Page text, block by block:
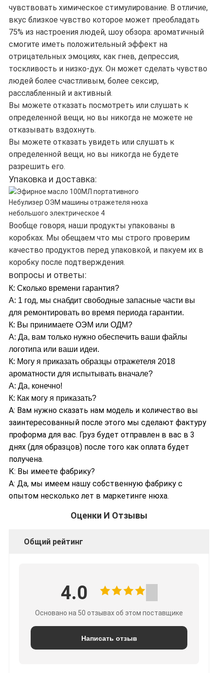
чувствовать химическое стимулирование. В отличие,
вкус близкое чувство которое может преобладать
75% из настроения людей, шоу обзора: ароматичный
смогите иметь положительный эффект на
отрицательных эмоциях, как гнев, депрессия,
тоскливость и низко-дух. Он может сделать чувство
людей более счастливым, более сексир,
расслабленный и активный.
Вы можете отказать посмотреть или слушать к
определенной вещи, но вы никогда не можете не
отказывать вздохнуть.
Вы можете отказать увидеть или слушать к
определенной вещи, но вы никогда не будете
разрешить его.
Упаковка и доставка:
Вообще говоря, наши продукты упакованы в
коробках. Мы обещаем что мы строго проверим
качество продуктов перед упаковкой, и пакуем их в
коробку после подтверждения.
вопросы и ответы:
К: Сколько времени гарантия?
А: 1 год, мы снабдит свободные запасные части вы
для ремонтировать во время периода гарантии.
К: Вы принимаете ОЭМ или ОДМ?
А: Да, вам только нужно обеспечить ваши файлы
логотипа или ваши идеи.
К: Могу я приказать образцы отражетеля 2018
ароматности для испытывать вначале?
А: Да, конечно!
К: Как могу я приказать?
А: Вам нужно сказать нам модель и количество вы
заинтересованный после этого мы сделают фактуру
проформа для вас. Груз будет отправлен в вас в 3
днях (для образцов) после того как оплата будет
получена.
К: Вы имеете фабрику?
А: Да, мы имеем нашу собственную фабрику с
опытом несколько лет в маркетинге нюха.
Оценки И Отзывы
Общий рейтинг
4.0
Основано на 50 отзывах об этом поставщике
Написать отзыв